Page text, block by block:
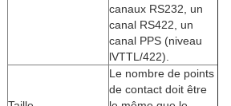
canaux RS232, un
canal RS422, un
canal PPS (niveau
lVTTL/422).
Le nombre de points
de contact doit être